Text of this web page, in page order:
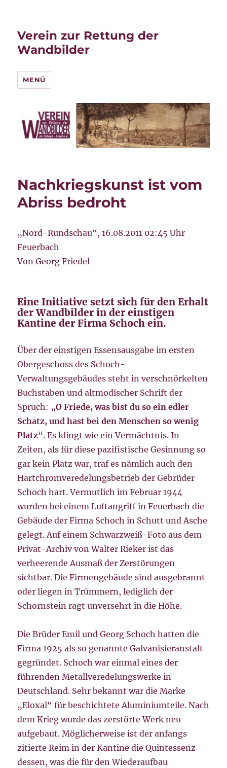
Verein zur Rettung der
Wandbilder
MENÜ
Nachkriegskunst ist vom
Abriss bedroht
„Nord-Rundschau“, 16.08.2011 02:45 Uhr
Feuerbach
Von Georg Friedel
Eine Initiative setzt sich für den Erhalt
der Wandbilder in der einstigen
Kantine der Firma Schoch ein.
Über der einstigen Essensausgabe im ersten
Obergeschoss des Schoch-
Verwaltungsgebäudes steht in verschnörkelten
Buchstaben und altmodischer Schrift der
Spruch: „O Friede, was bist du so ein edler
Schatz, und hast bei den Menschen so wenig
Platz“. Es klingt wie ein Vermächtnis. In
Zeiten, als für diese pazifistische Gesinnung so
gar kein Platz war, traf es nämlich auch den
Hartchromveredelungsbetrieb der Gebrüder
Schoch hart. Vermutlich im Februar 1944
wurden bei einem Luftangriff in Feuerbach die
Gebäude der Firma Schoch in Schutt und Asche
gelegt. Auf einem Schwarzweiß-Foto aus dem
Privat-Archiv von Walter Rieker ist das
verheerende Ausmaß der Zerstörungen
sichtbar. Die Firmengebäude sind ausgebrannt
oder liegen in Trümmern, lediglich der
Schornstein ragt unversehrt in die Höhe.
Die Brüder Emil und Georg Schoch hatten die
Firma 1925 als so genannte Galvanisieranstalt
gegründet. Schoch war einmal eines der
führenden Metallveredelungswerke in
Deutschland. Sehr bekannt war die Marke
„Eloxal“ für beschichtete Aluminiumteile. Nach
dem Krieg wurde das zerstörte Werk neu
aufgebaut. Möglicherweise ist der anfangs
zitierte Reim in der Kantine die Quintessenz
dessen, was die für den Wiederaufbau